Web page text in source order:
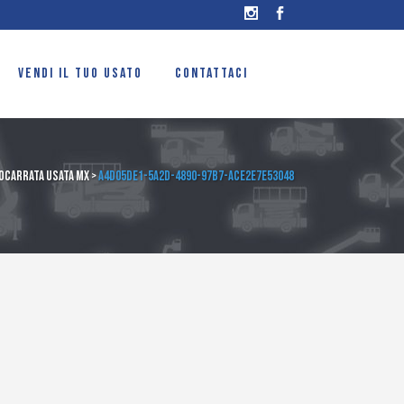
VENDI IL TUO USATO CONTATTACI
usata mx>a4d05de1-5a2d-4890-97b7-ace2e7e53048